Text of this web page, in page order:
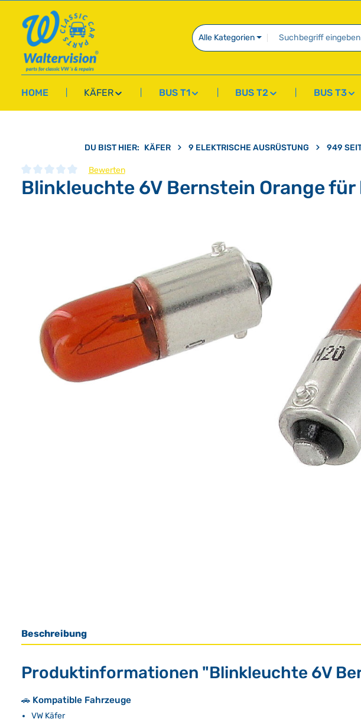
Zur Hauptnavigation springen
Alle Kategorien
HOME KÄFER BUS T1 BUS T2 BUS T3
DU BIST HIER: KÄFER 9 ELEKTRISCHE AUSRÜSTUNG 949
Durchschnittliche Bewertung von 0 von 5 Sternen
Bewerten
Blinkleuchte 6V Bernstein Orange für
Beschreibung
Produktinformationen "Blinkleuchte 6V
🚗 Kompatible Fahrzeuge
VW Käfer